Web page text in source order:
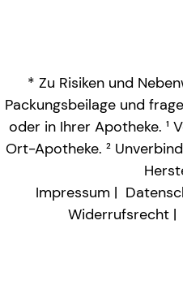
* Zu Risiken und
Packungsbeilage und
oder in Ihrer Apotheke. ¹
Ort-Apotheke. ²
Impressum
Widerrufsrecht